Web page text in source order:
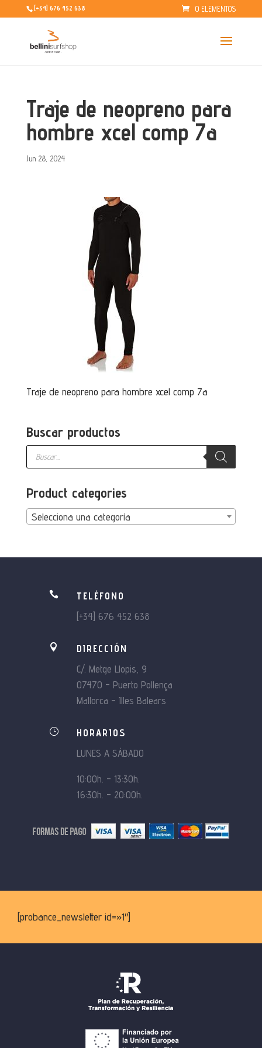
[+34] 676 452 638 0 ELEMENTOS
Traje de neopreno para
hombre xcel comp 7a
Jun 28, 2024
Traje de neopreno para hombre xcel comp 7a
Buscar productos
Búsqueda
productos
Product categories
Selecciona una categoría

TELÉFONO
[+34] 676 452 638

DIRECCIÓN
C/. Metge Llopis, 9
07470 – Puerto Pollença
Mallorca – Illes Balears
}
HORARIOS
LUNES A SÁBADO
10:00h. – 13:30h.
16:30h. – 20:00h.
[probance_newsletter id=»1″]